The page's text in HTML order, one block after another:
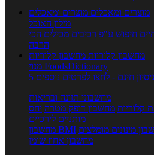
מוצרים ומאכלים מוצרים ומאכלים
מילון האוכל
חיפוש ע"פ רכיבים מכילים הכי
הרבה
מחשבון קלוריות מחשבון קלוריות
מנוי FoodsDictionary
ניסיון חינם - לחצו לפרטים נוספים
מחשבוני תזונה ובריאות
קלוריות מחשבון דופק מטרה יחס
מותניים לירכיים
מחשבון BMI מינונים מומלצים
מחשבון אחוז שומן